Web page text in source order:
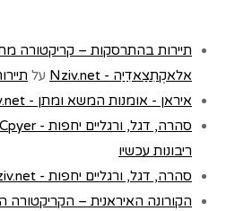
תיירות בהתרסקות – קריקטורה
אלאקְתִצַאדִיַה - Nziv.net
על
איראן - אומנות המשא ומתן - Nziv.net
סהרה, דגל, ורגליים יחפות - Nziv.net - Cpyer חדשות
ריבונות עכשיו
סהרה, דגל, ורגליים יחפות - Nziv.net
הקורונה האיראנית – הקריקטורה